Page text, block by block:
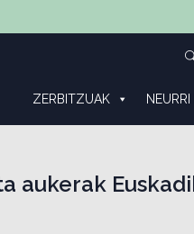
ZERBITZUAK
aukerak